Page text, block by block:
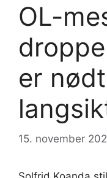
OL-
er
15. november